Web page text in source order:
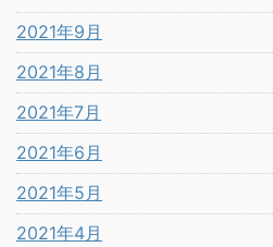
2021年9月
2021年8月
2021年7月
2021年6月
2021年5月
2021年4月